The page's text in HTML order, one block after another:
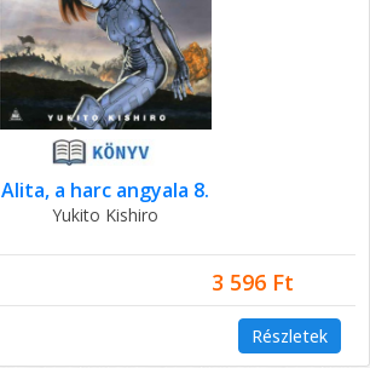
Alita, a harc angyala 8.
Yukito Kishiro
3 596 Ft
Részletek